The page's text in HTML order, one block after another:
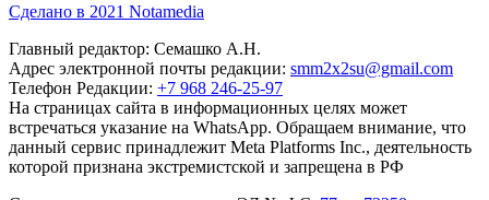
Сделано в 2021 Notamedia
Главный редактор: Семашко А.Н.
Адрес электронной почты редакции: smm2x2su@gmail.com
Телефон Редакции: +7 968 246-25-97
На страницах сайта в информационных целях может
встречаться указание на WhatsApp. Обращаем внимание, что
данный сервис принадлежит Meta Platforms Inc., деятельность
которой признана экстремистской и запрещена в РФ